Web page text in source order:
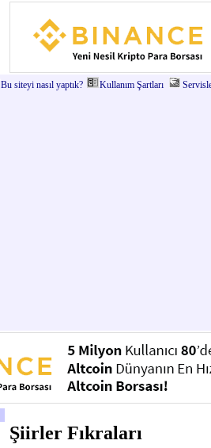
Bu siteyi nasıl yaptık? Kullanım Şartları
Şiirler Fıkraları